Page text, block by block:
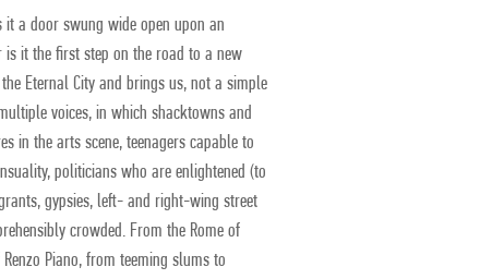
it a door swung wide open upon an
it the first step on the road to a new
Eternal City and brings us, not a simple
voices, in which shacktowns and
in the arts scene, teenagers capable to
politicians who are enlightened (to
gypsies, left- and right-wing street
crowded. From the Rome of
Piano, from teeming slums to